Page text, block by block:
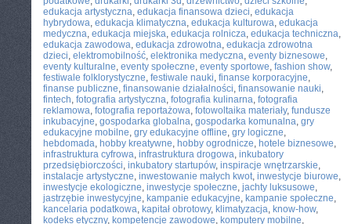
edukacja artystyczna, edukacja finansowa dzieci, edukacja
hybrydowa, edukacja klimatyczna, edukacja kulturowa, edukacja
medyczna, edukacja miejska, edukacja rolnicza, edukacja techniczna,
edukacja zawodowa, edukacja zdrowotna, edukacja zdrowotna
dzieci, elektromobilność, elektronika medyczna, eventy biznesowe,
eventy kulturalne, eventy społeczne, eventy sportowe, fashion show,
festiwale folklorystyczne, festiwale nauki, finanse korporacyjne,
finanse publiczne, finansowanie działalności, finansowanie nauki,
fintech, fotografia artystyczna, fotografia kulinarna, fotografia
reklamowa, fotografia reportażowa, fotowoltaika materiały, fundusze
inkubacyjne, gospodarka globalna, gospodarka komunalna, gry
edukacyjne mobilne, gry edukacyjne offline, gry logiczne,
hebdomada, hobby kreatywne, hobby ogrodnicze, hotele biznesowe,
infrastruktura cyfrowa, infrastruktura drogowa, inkubatory
przedsiębiorczości, inkubatory startupów, inspiracje wnętrzarskie,
instalacje artystyczne, inwestowanie małych kwot, inwestycje biurowe,
inwestycje ekologiczne, inwestycje społeczne, jachty luksusowe,
jastrzębie inwestycyjne, kampanie edukacyjne, kampanie społeczne,
kancelaria podatkowa, kapitał obrotowy, klimatyzacja, know-how,
kodeks etyczny, kompetencje zawodowe, komputery mobilne,